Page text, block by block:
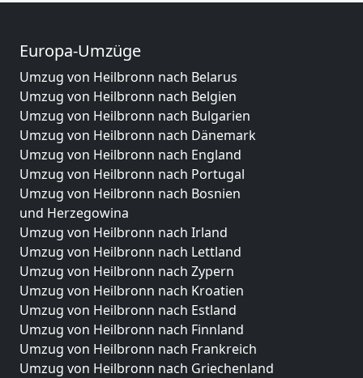
Europa-Umzüge
Umzug von Heilbronn nach Belarus
Umzug von Heilbronn nach Belgien
Umzug von Heilbronn nach Bulgarien
Umzug von Heilbronn nach Dänemark
Umzug von Heilbronn nach England
Umzug von Heilbronn nach Portugal
Umzug von Heilbronn nach Bosnien
und Herzegowina
Umzug von Heilbronn nach Irland
Umzug von Heilbronn nach Lettland
Umzug von Heilbronn nach Zypern
Umzug von Heilbronn nach Kroatien
Umzug von Heilbronn nach Estland
Umzug von Heilbronn nach Finnland
Umzug von Heilbronn nach Frankreich
Umzug von Heilbronn nach Griechenland